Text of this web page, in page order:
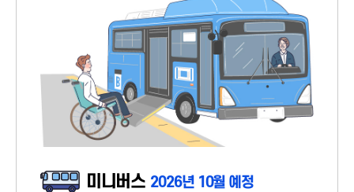
미니버스 2026년 10월 예정